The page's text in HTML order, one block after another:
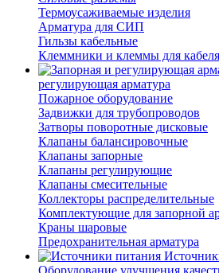
Термоусаживаемые изделия
Арматура для СИП
Гильзы кабельные
Клеммники и клеммы для кабеля
регулирующая арматура
Пожарное оборудование
Задвижки для трубопроводов
Затворы поворотные дисковые
Клапаны балансировочные
Клапаны запорные
Клапаны регулирующие
Клапаны смесительные
Коллекторы распределительные
Комплектующие для запорной
Краны шаровые
Предохранительная арматура
Оборудование улучшения